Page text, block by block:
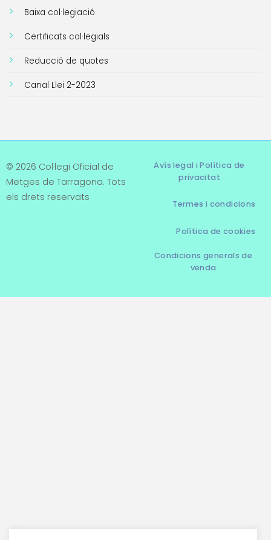
Baixa col·legiació
Certificats col·legials
Reducció de quotes
Canal Llei 2-2023
© 2026 Col·legi Oficial de
Metges de Tarragona. Tots
els drets reservats
Avís legal i Política de
privacitat
Termes i condicions
Política de cookies
Condicions generals de
venda